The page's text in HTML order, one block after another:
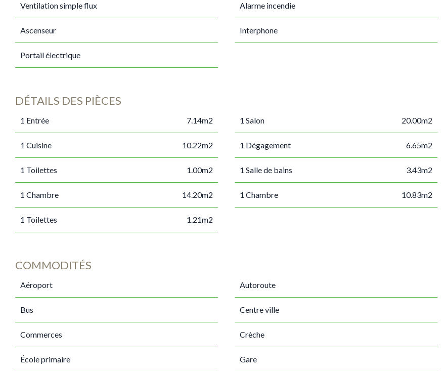
Ventilation simple flux Alarme incendie
Ascenseur Interphone
Portail électrique
DÉTAILS DES PIÈCES
1 Entrée 7.14m2 1 Salon 20.00m2
1 Cuisine 10.22m2 1 Dégagement 6.65m2
1 Toilettes 1.00m2 1 Salle de bains 3.43m2
1 Chambre 14.20m2 1 Chambre 10.83m2
1 Toilettes 1.21m2
COMMODITÉS
Aéroport Autoroute
Bus Centre ville
Commerces Crèche
École primaire Gare